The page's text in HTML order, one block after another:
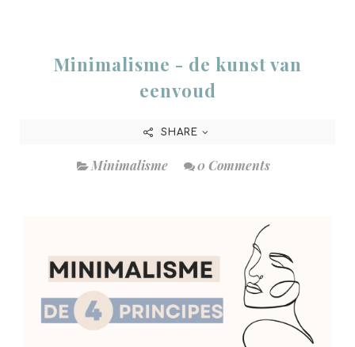
Minimalisme - de kunst van
eenvoud
SHARE
Minimalisme 0 Comments